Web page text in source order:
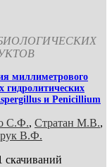
миллиметрового
гидролитических
и Penicillium
С.Ф., Стратан М.В.,
В.Ф.
скачиваний